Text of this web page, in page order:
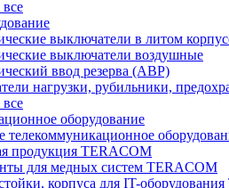
все
выключатели в литом
выключатели воздушные
ввод резерва (АВР)
нагрузки, рубильники,
все
оборудование
телекоммуникационное
продукция TERACOM
для медных систем TERACOM
корпуса для IT-